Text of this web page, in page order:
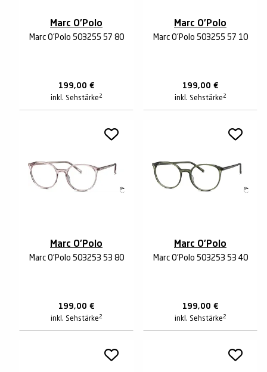
Marc O'Polo
Marc O'Polo 503255 57 80
199,00 €
inkl. Sehstärke 2
Marc O'Polo
Marc O'Polo 503255 57 10
199,00 €
inkl. Sehstärke 2
Marc O'Polo
Marc O'Polo 503253 53 80
199,00 €
inkl. Sehstärke 2
Marc O'Polo
Marc O'Polo 503253 53 40
199,00 €
inkl. Sehstärke 2